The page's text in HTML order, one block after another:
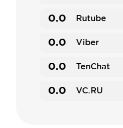
0.0 Rutube
0.0 Viber
0.0 TenChat
0.0 VC.RU